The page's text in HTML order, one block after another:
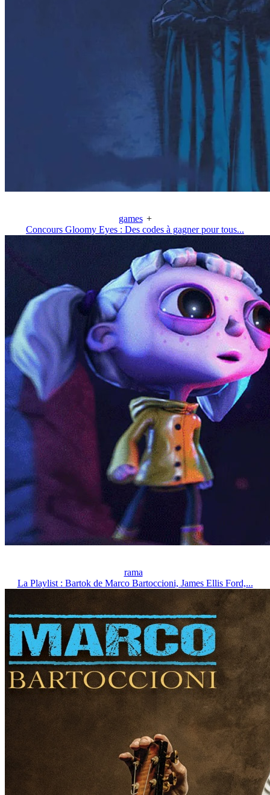
games +
Concours Gloomy Eyes : Des codes à gagner pour tous...
rama
La Playlist : Bartok de Marco Bartoccioni, James Ellis Ford,...